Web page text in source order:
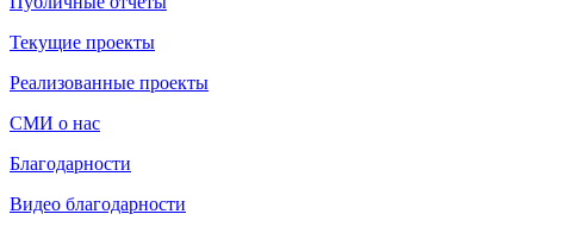
Текущие проекты
Реализованные проекты
СМИ о нас
Благодарности
Видео благодарности